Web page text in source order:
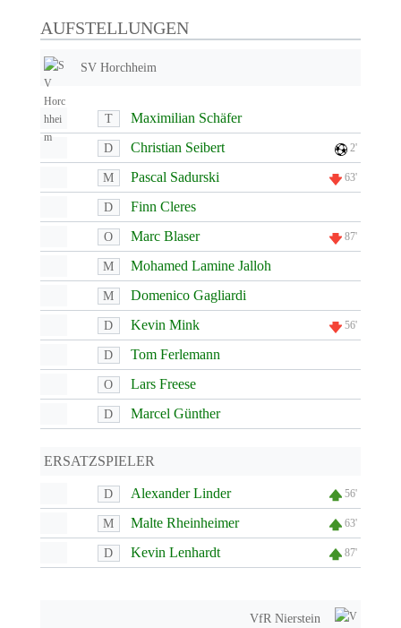
AUFSTELLUNGEN
SV Horchheim
T Maximilian Schäfer
D Christian Seibert 2'
M Pascal Sadurski 63'
D Finn Cleres
O Marc Blaser 87'
M Mohamed Lamine Jalloh
M Domenico Gagliardi
D Kevin Mink 56'
D Tom Ferlemann
O Lars Freese
D Marcel Günther
ERSATZSPIELER
D Alexander Linder 56'
M Malte Rheinheimer 63'
D Kevin Lenhardt 87'
VfR Nierstein